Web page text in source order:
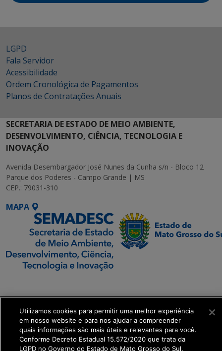
LGPD
Fala Servidor
Acessibilidade
Ordem Cronológica de Pagamentos
Planos de Contratações Anuais
SECRETARIA DE ESTADO DE MEIO AMBIENTE,
DESENVOLVIMENTO, CIÊNCIA, TECNOLOGIA E
INOVAÇÃO
Avenida Desembargador José Nunes da Cunha s/n - Bloco 12
Parque dos Poderes - Campo Grande | MS
CEP.: 79031-310
MAPA
Executiva de
Transformação Digital
get_footer();
Utilizamos cookies para permitir uma melhor experiência
em nosso website e para nos ajudar a compreender
quais informações são mais úteis e relevantes para você.
Conforme Decreto Estadual 15.572/2020 que trata da
LGPD no Governo do Estado de Mato Grosso do Sul.